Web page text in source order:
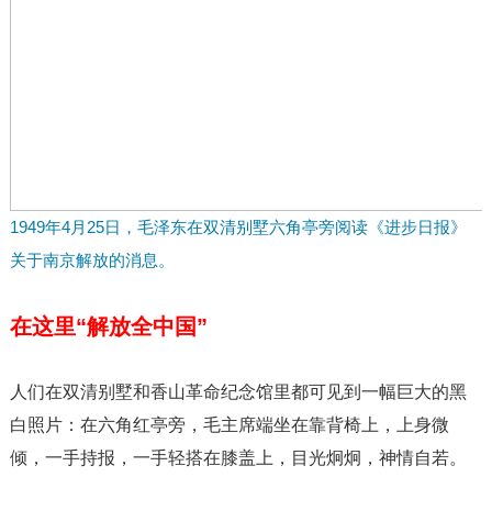
1949年4月25日，毛泽东在双清别墅六角亭旁阅读《进步日报》
关于南京解放的消息。
在这里“解放全中国”
人们在双清别墅和香山革命纪念馆里都可见到一幅巨大的黑
白照片：在六角红亭旁，毛主席端坐在靠背椅上，上身微
倾，一手持报，一手轻搭在膝盖上，目光炯炯，神情自若。